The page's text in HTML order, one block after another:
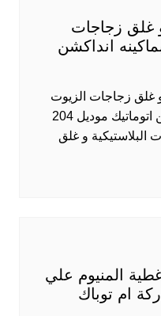
غلق زجاجات
انداكشن
و غلق زجاجات الزيوت
بالاومنيوم فويل بماكينه انداكشن اتوماتيك موديل 204
و غلق
المنيوم علي
ام توباك